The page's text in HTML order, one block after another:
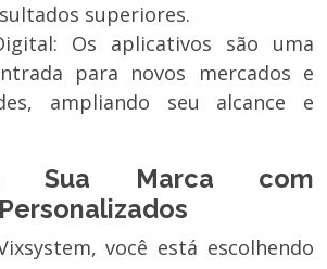
superiores.
Os aplicativos são uma
para novos mercados e
ampliando seu alcance e
Sua Marca com
você está escolhendo